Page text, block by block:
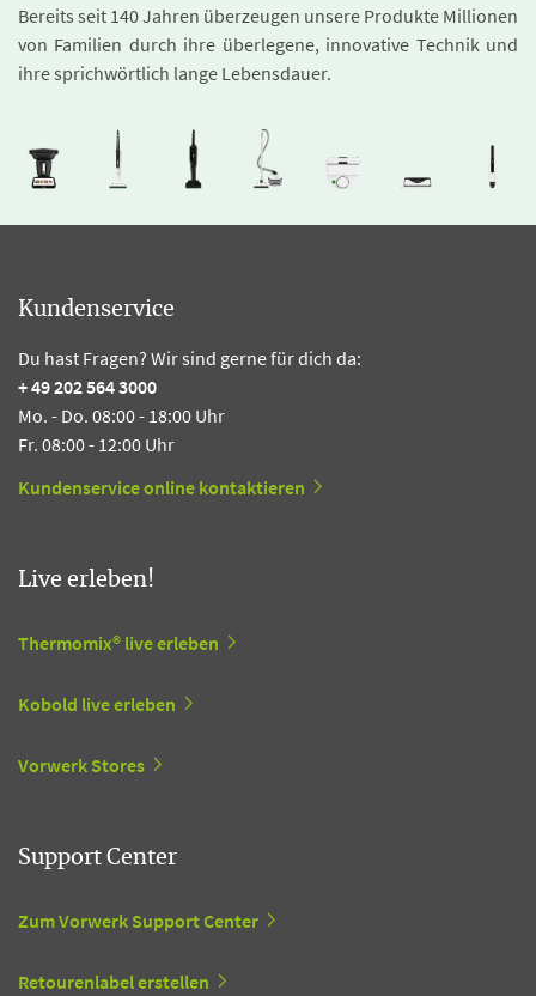
Bereits seit 140 Jahren überzeugen unsere Produkte Millionen
von Familien durch ihre überlegene, innovative Technik und
ihre sprichwörtlich lange Lebensdauer.
Kundenservice
Du hast Fragen? Wir sind gerne für dich da:
+ 49 202 564 3000
Mo. - Do. 08:00 - 18:00 Uhr
Fr. 08:00 - 12:00 Uhr
Kundenservice online kontaktieren
Live erleben!
Thermomix® live erleben
Kobold live erleben
Vorwerk Stores
Support Center
Zum Vorwerk Support Center
Retourenlabel erstellen